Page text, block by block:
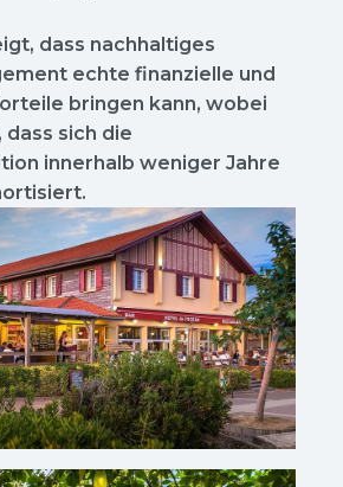
dass nachhaltiges
echte finanzielle und
bringen kann, wobei
sich die
innerhalb weniger Jahre